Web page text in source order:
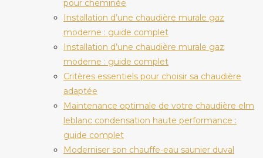
pour cheminée
Installation d’une chaudière murale gaz
moderne : guide complet
Installation d’une chaudière murale gaz
moderne : guide complet
Critères essentiels pour choisir sa chaudière
adaptée
Maintenance optimale de votre chaudière elm
leblanc condensation haute performance :
guide complet
Moderniser son chauffe-eau saunier duval